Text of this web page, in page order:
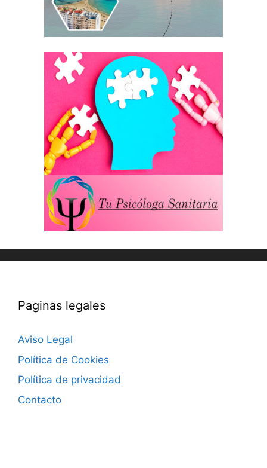
Paginas legales
Aviso Legal
Política de Cookies
Política de privacidad
Contacto